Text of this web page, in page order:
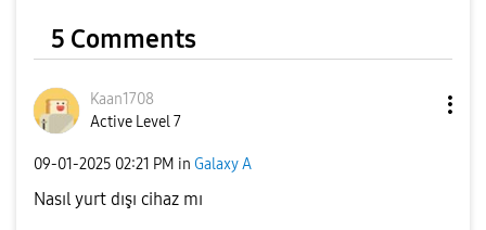
5 Comments
Kaan1708
Active Level 7
‎09-01-2025 02:21 PM in Galaxy A
Nasıl yurt dışı cihaz mı